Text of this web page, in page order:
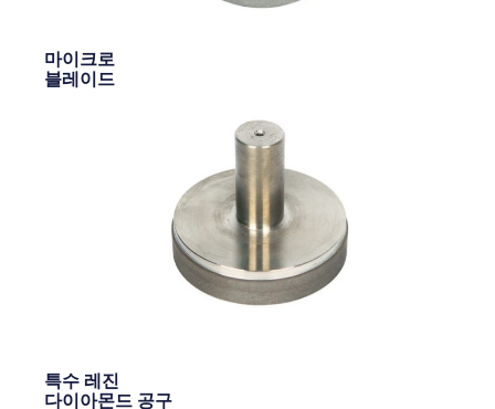
마이크로
블레이드
특수 레진
다이아몬드 공구